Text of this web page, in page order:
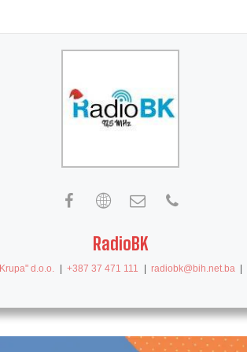
RadioBK
d.o.o. +387 37 471 111 radiobk@bih.net.ba